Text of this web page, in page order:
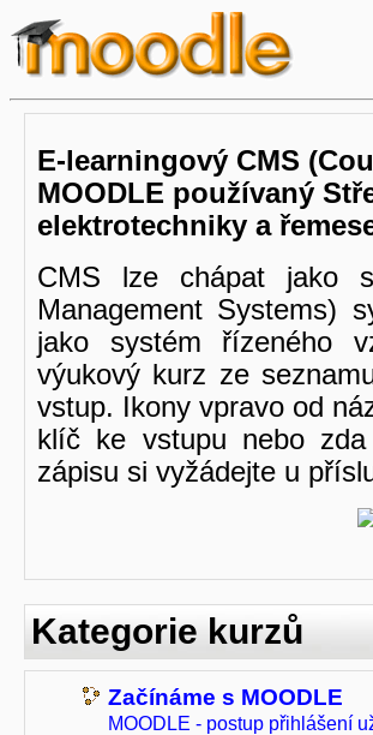
E-learningový CMS
MOODLE používaný
elektrotechniky a
CMS lze chápat jako
Management Systems)
jako systém řízeného
výukový kurz ze
vstup. Ikony vpravo od
klíč ke vstupu nebo
zápisu si vyžádejte u
Kategorie kurzů
Začínáme s MOODLE
MOODLE - postup přihlášení